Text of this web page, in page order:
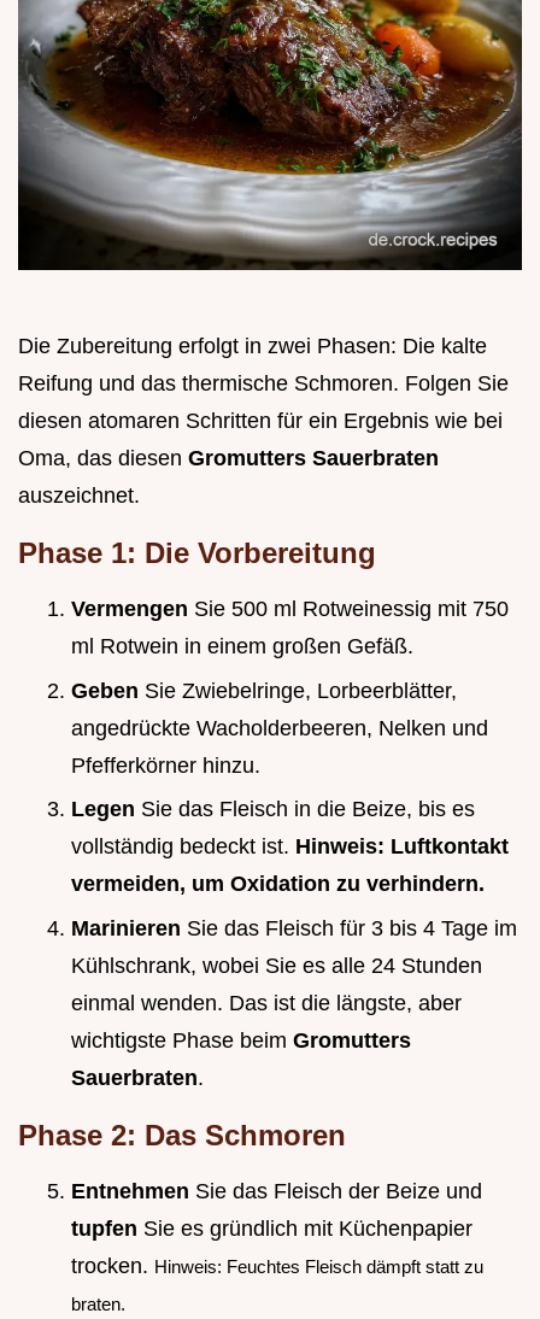
Die Zubereitung erfolgt in zwei Phasen: Die kalte
Reifung und das thermische Schmoren. Folgen Sie
diesen atomaren Schritten für ein Ergebnis wie bei
Oma, das diesen Gromutters Sauerbraten
auszeichnet.
Phase 1: Die Vorbereitung
Vermengen Sie 500 ml Rotweinessig mit 750
ml Rotwein in einem großen Gefäß.
Geben Sie Zwiebelringe, Lorbeerblätter,
angedrückte Wacholderbeeren, Nelken und
Pfefferkörner hinzu.
Legen Sie das Fleisch in die Beize, bis es
vollständig bedeckt ist. Hinweis: Luftkontakt
vermeiden, um Oxidation zu verhindern.
Marinieren Sie das Fleisch für 3 bis 4 Tage im
Kühlschrank, wobei Sie es alle 24 Stunden
einmal wenden. Das ist die längste, aber
wichtigste Phase beim Gromutters
Sauerbraten.
Phase 2: Das Schmoren
Entnehmen Sie das Fleisch der Beize und
tupfen Sie es gründlich mit Küchenpapier
trocken. Hinweis: Feuchtes Fleisch dämpft statt zu
braten.